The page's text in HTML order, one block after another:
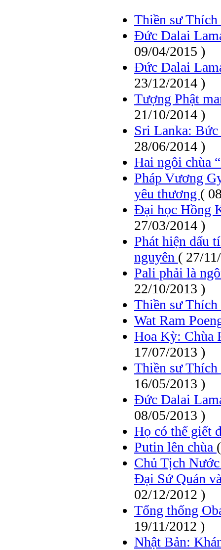
Thiền sư
Đức Dalai
09/04/2015 )
Đức Dalai
23/12/2014 )
Tượng Phật
21/10/2014 )
Sri Lanka:
28/06/2014 )
Hai ngôi chùa
Pháp Vương
yêu thương (
Đại học Hồng
27/03/2014 )
Phát hiện dấu
nguyên ( 27/
Pali phải là
22/10/2013 )
Thiền sư
Wat Ram
Hoa Kỳ: Chùa
17/07/2013 )
Thiền sư
16/05/2013 )
Đức Dalai
08/05/2013 )
Họ có thể giết
Putin lên chùa
Chủ Tịch
Đại Sứ Quán
02/12/2012 )
Tổng thống
19/11/2012 )
Nhật Bản: